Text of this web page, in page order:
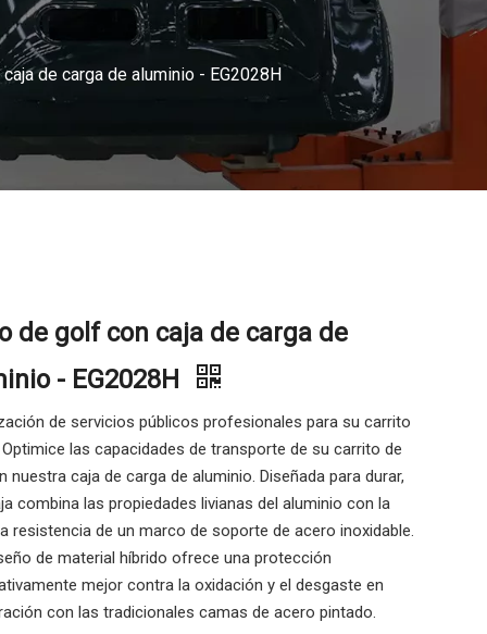
de carga de aluminio - EG2028H
de golf con caja de carga de
- EG2028H
de servicios públicos profesionales para su carrito
las capacidades de transporte de su carrito de
nuestra caja de carga de aluminio. Diseñada para durar,
combina las propiedades livianas del aluminio con la
resistencia de un marco de soporte de acero inoxidable.
de material híbrido ofrece una protección
mejor contra la oxidación y el desgaste en
con las tradicionales camas de acero pintado.